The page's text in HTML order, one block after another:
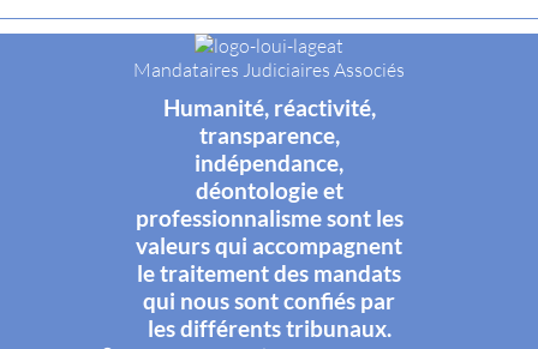
Mandataires Judiciaires Associés
Humanité, réactivité,
transparence,
indépendance,
déontologie et
professionnalisme sont les
valeurs qui accompagnent
le traitement des mandats
qui nous sont confiés par
les différents tribunaux.